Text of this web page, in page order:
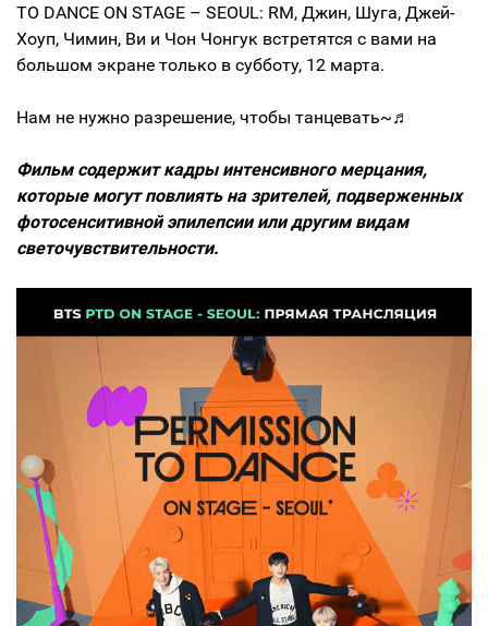
TO DANCE ON STAGE – SEOUL: RM, Джин, Шуга, Джей-
Хоуп, Чимин, Ви и Чон Чонгук встретятся с вами на
большом экране только в субботу, 12 марта.
Нам не нужно разрешение, чтобы танцевать~♬
Фильм содержит кадры интенсивного мерцания,
которые могут повлиять на зрителей, подверженных
фотосенситивной эпилепсии или другим видам
светочувствительности.